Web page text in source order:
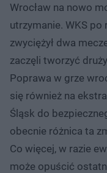
Wrocław na nowo
utrzymanie. WKS
zwyciężył dwa
zaczęli tworzyć
Poprawa w grze
się również na
Śląsk do
obecnie różnica ta
Co więcej, w razie
może opuścić